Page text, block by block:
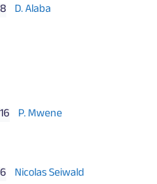
8 D. Alaba
16 P. Mwene
6 Nicolas Seiwald